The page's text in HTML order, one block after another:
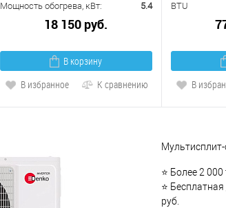
Мощность обогрева, кВт:
5.4
18 150 руб.
В корзину
В избранное
К сравнению
BTU
В
⭐ Более 2
⭐
руб.